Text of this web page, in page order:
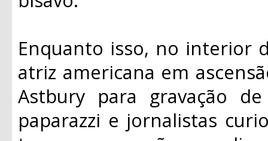
Enquanto isso, no interior
atriz americana em
Astbury para gravação
paparazzi e jornalistas